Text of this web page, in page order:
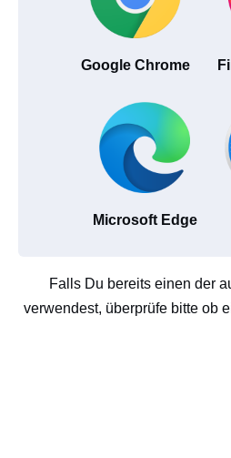
Google Chrome
Microsoft Edge
Falls Du bereits einen der
verwendest, überprüfe bitte ob